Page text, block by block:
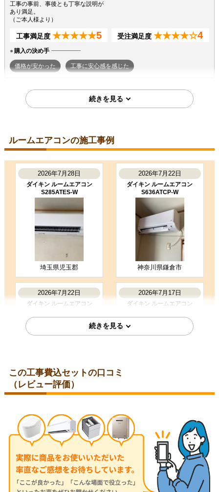
工事の事前、事後とも丁寧な説明が
あり満足。
（ご本人様より）
工事満足度 ★★★★★5 受注満足度 ★★★★☆4
購入の決め手
価格が安かった 工事に安心感を感じた
2026年7月7日
コメント
段取りも良く、エアコン取付後のチ
ても良かったです。ありがとうござ
いました。
（ご本人様より）
工事満足度 ★★★★★ 受注満足度 ★★★☆☆
購入の決め手
商品選定がしやすかった
お客様の声をもっと見る
ルームエアコンの施工事例
2026年7月28日
ダイキン ルームエアコン
S285ATES-W
埼玉県児玉郡
2026年7月22日
ダイキン ルームエアコン
S636ATCP-W
神奈川県鎌倉市
2026年7月22日
ダイキン ルームエアコン
埼玉県さいたま市
2026年7月17日
ダイキン ルームエアコン
ダイキン ルームエアコン
S284ATGS-W
ダイキン ルームエアコン
S224ATGS-W
この工事費込セットの口コミ
（レビュー評価）